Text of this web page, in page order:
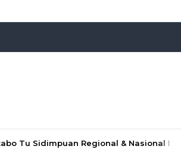
Tu Sidimpuan Regional & Nasional